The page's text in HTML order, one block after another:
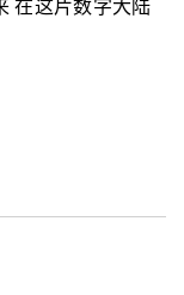
在这片数字大陆